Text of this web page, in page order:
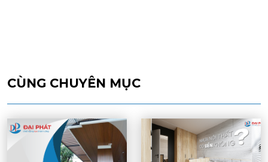
CÙNG CHUYÊN MỤC